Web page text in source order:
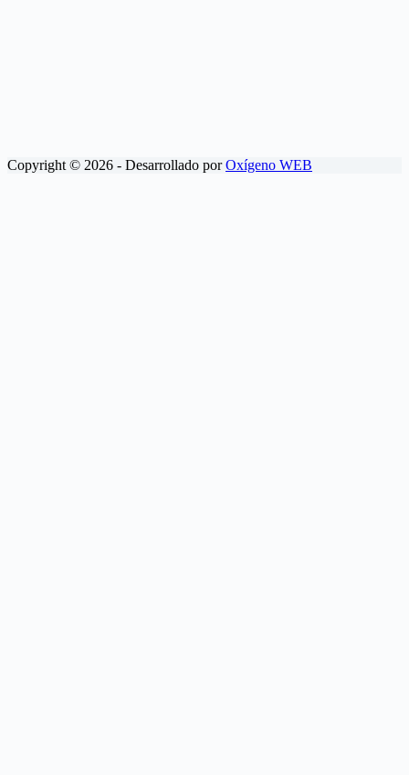
Copyright © 2026 - Desarrollado porOxígeno WEB